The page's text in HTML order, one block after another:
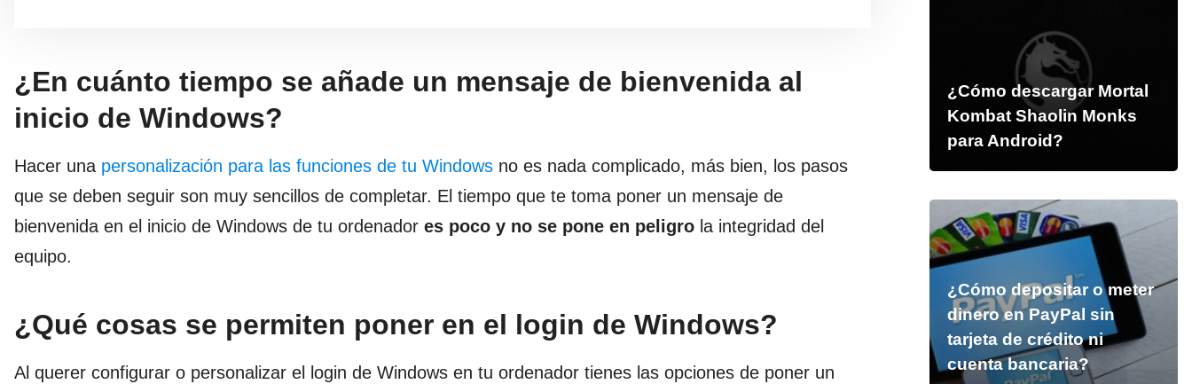
¿En cuánto tiempo se añade un mensaje de bienvenida al
inicio de Windows?
Hacer una personalización para las funciones de tu Windows no es nada complicado, más bien, los pasos
que se deben seguir son muy sencillos de completar. El tiempo que te toma poner un mensaje de
bienvenida en el inicio de Windows de tu ordenador es poco y no se pone en peligro la integridad del
equipo.
¿Qué cosas se permiten poner en el login de Windows?
Al querer configurar o personalizar el login de Windows en tu ordenador tienes las opciones de poner un
¿Cómo descargar Mortal
Kombat Shaolin Monks
para Android?
¿Cómo depositar o meter
dinero en PayPal sin
tarjeta de crédito ni
cuenta bancaria?